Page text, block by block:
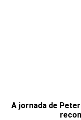
A jornada de